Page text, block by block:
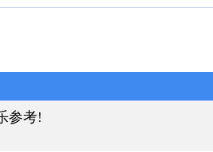
参考!